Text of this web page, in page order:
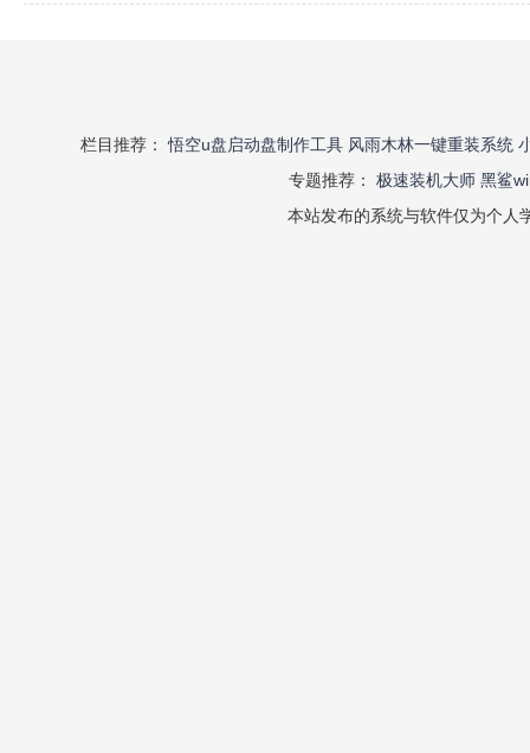
栏目推荐：悟空u盘启动盘制作工具 风雨木林一键重装系统
专题推荐： 极速装机大师 黑鲨
本站发布的系统与软件仅为个人